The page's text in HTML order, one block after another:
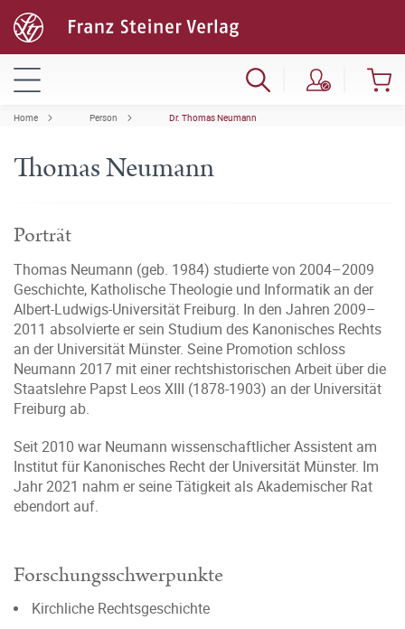
Home Person Dr. Thomas Neumann
Thomas Neumann
Porträt
Thomas Neumann (geb. 1984) studierte von 2004–2009
Geschichte, Katholische Theologie und Informatik an der
Albert-Ludwigs-Universität Freiburg. In den Jahren 2009–
2011 absolvierte er sein Studium des Kanonisches Rechts
an der Universität Münster. Seine Promotion schloss
Neumann 2017 mit einer rechtshistorischen Arbeit über die
Staatslehre Papst Leos XIII (1878-1903) an der Universität
Freiburg ab.
Seit 2010 war Neumann wissenschaftlicher Assistent am
Institut für Kanonisches Recht der Universität Münster. Im
Jahr 2021 nahm er seine Tätigkeit als Akademischer Rat
ebendort auf.
Forschungsschwerpunkte
Kirchliche Rechtsgeschichte